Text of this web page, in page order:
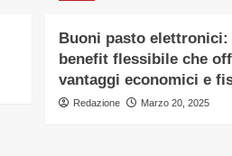
Buoni pasto elettronici:
benefit flessibile che
vantaggi economici e
Redazione Marzo 20, 2025